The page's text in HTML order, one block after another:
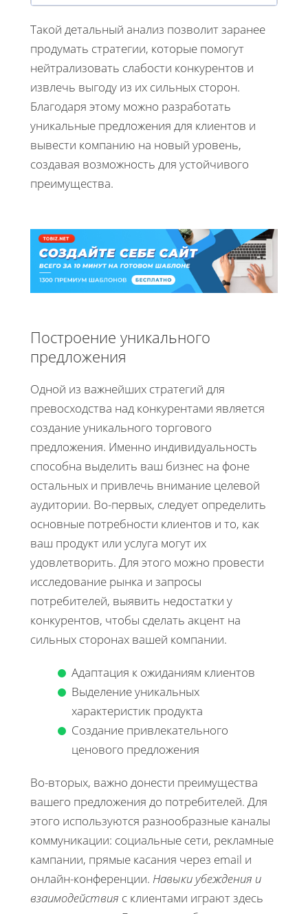
Такой детальный анализ позволит заранее
продумать стратегии, которые помогут
нейтрализовать слабости конкурентов и
извлечь выгоду из их сильных сторон.
Благодаря этому можно разработать
уникальные предложения для клиентов и
вывести компанию на новый уровень,
создавая возможность для устойчивого
преимущества.
Построение уникального
предложения
Одной из важнейших стратегий для
превосходства над конкурентами является
создание уникального торгового
предложения. Именно индивидуальность
способна выделить ваш бизнес на фоне
остальных и привлечь внимание целевой
аудитории. Во-первых, следует определить
основные потребности клиентов и то, как
ваш продукт или услуга могут их
удовлетворить. Для этого можно провести
исследование рынка и запросы
потребителей, выявить недостатки у
конкурентов, чтобы сделать акцент на
сильных сторонах вашей компании.
Адаптация к ожиданиям клиентов
Выделение уникальных
характеристик продукта
Создание привлекательного
ценового предложения
Во-вторых, важно донести преимущества
вашего предложения до потребителей. Для
этого используются разнообразные каналы
коммуникации: социальные сети, рекламные
кампании, прямые касания через email и
онлайн-конференции. Навыки убеждения и
взаимодействия с клиентами играют здесь